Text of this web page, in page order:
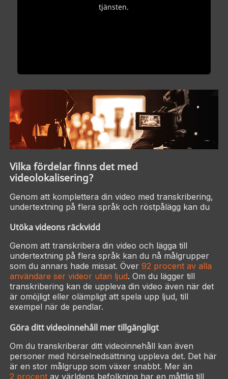
tjänsten.
Vilka fördelar finns det med
videolokalisering?
Genom att komplettera din video med transkribering,
undertextning på flera språk och röstpålägg kan du
Utöka videons räckvidd
Genom att transkribera din video och lägga till
undertextning på flera språk kan du nå målgrupper
som du annars hade missat. Över 92 procent av alla
användare ser videor utan ljud. Om du lägger till
transkribering kan de uppleva din video även när det
är omöjligt eller olämpligt att spela upp ljud, till
exempel när de pendlar.
Göra ditt videoinnehåll mer tillgängligt
Om du transkriberar ditt videoinnehåll kan även
personer med hörselnedsättning uppleva det. Det här
är en stor målgrupp som växer snabbt. Mer än
2 procentav världens befolkning har en måttlig till